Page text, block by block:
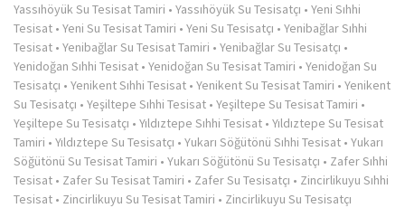
Yassıhöyük Su Tesisat Tamiri • Yassıhöyük Su Tesisatçı • Yeni Sıhhi
Tesisat • Yeni Su Tesisat Tamiri • Yeni Su Tesisatçı • Yenibağlar Sıhhi
Tesisat • Yenibağlar Su Tesisat Tamiri • Yenibağlar Su Tesisatçı •
Yenidoğan Sıhhi Tesisat • Yenidoğan Su Tesisat Tamiri • Yenidoğan Su
Tesisatçı • Yenikent Sıhhi Tesisat • Yenikent Su Tesisat Tamiri • Yenikent
Su Tesisatçı • Yeşiltepe Sıhhi Tesisat • Yeşiltepe Su Tesisat Tamiri •
Yeşiltepe Su Tesisatçı • Yıldıztepe Sıhhi Tesisat • Yıldıztepe Su Tesisat
Tamiri • Yıldıztepe Su Tesisatçı • Yukarı Söğütönü Sıhhi Tesisat • Yukarı
Söğütönü Su Tesisat Tamiri • Yukarı Söğütönü Su Tesisatçı • Zafer Sıhhi
Tesisat • Zafer Su Tesisat Tamiri • Zafer Su Tesisatçı • Zincirlikuyu Sıhhi
Tesisat • Zincirlikuyu Su Tesisat Tamiri • Zincirlikuyu Su Tesisatçı